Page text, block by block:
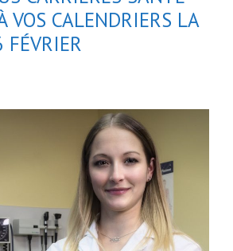
VOS CALENDRIERS LA
FÉVRIER